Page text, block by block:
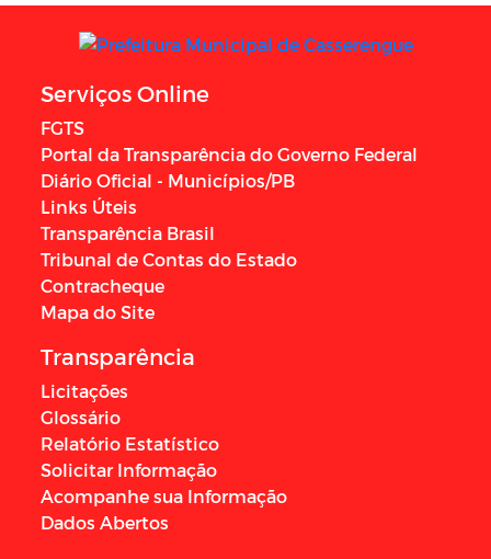
Serviços Online
FGTS
Portal da Transparência do Governo Federal
Diário Oficial - Municípios/PB
Links Úteis
Transparência Brasil
Tribunal de Contas do Estado
Contracheque
Mapa do Site
Transparência
Licitações
Glossário
Relatório Estatístico
Solicitar Informação
Acompanhe sua Informação
Dados Abertos